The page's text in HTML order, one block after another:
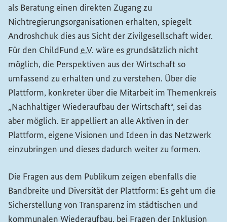
als Beratung einen direkten Zugang zu
Nichtregierungsorganisationen erhalten, spiegelt
Androshchuk dies aus Sicht der Zivilgesellschaft wider.
Für den ChildFund e.V. wäre es grundsätzlich nicht
möglich, die Perspektiven aus der Wirtschaft so
umfassend zu erhalten und zu verstehen. Über die
Plattform, konkreter über die Mitarbeit im Themenkreis
„Nachhaltiger Wiederaufbau der Wirtschaft“, sei das
aber möglich. Er appelliert an alle Aktiven in der
Plattform, eigene Visionen und Ideen in das Netzwerk
einzubringen und dieses dadurch weiter zu formen.
Die Fragen aus dem Publikum zeigen ebenfalls die
Bandbreite und Diversität der Plattform: Es geht um die
Sicherstellung von Transparenz im städtischen und
kommunalen Wiederaufbau, bei Fragen der Inklusion